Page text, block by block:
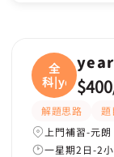
全
科|ye
$400
解題思路 題
上門補習-元朗
一星期2日-2